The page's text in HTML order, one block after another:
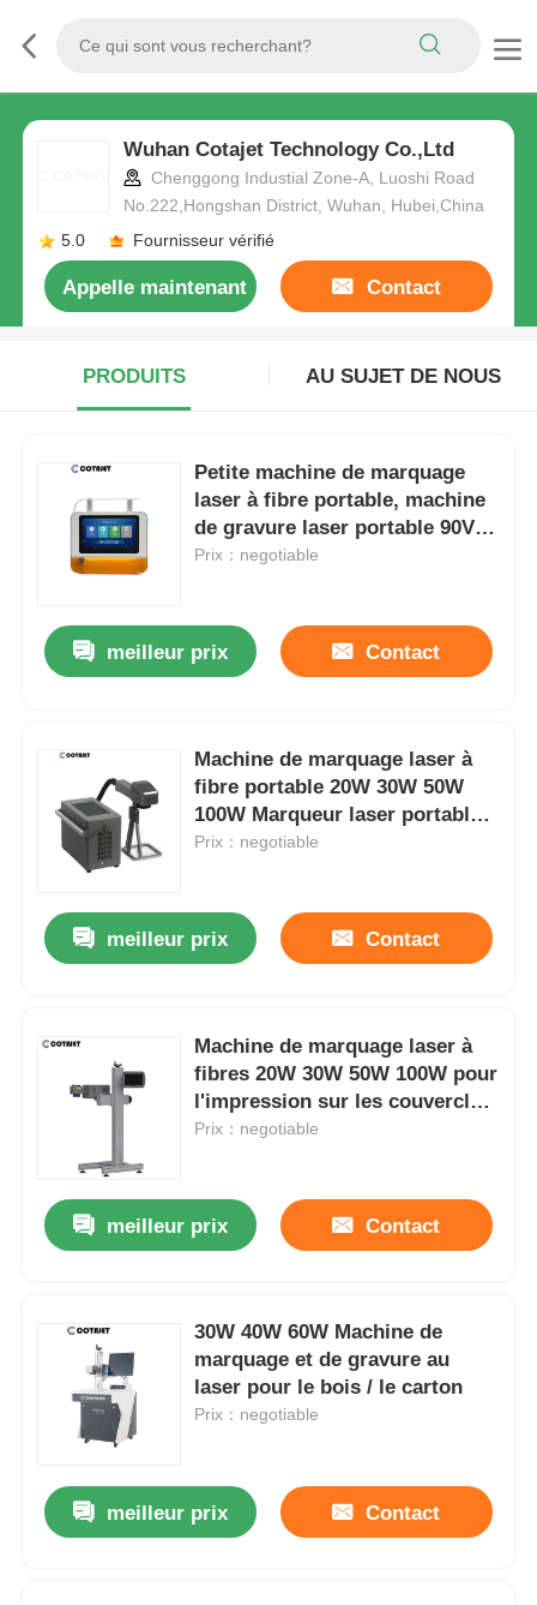
Wuhan Cotajet Technology Co.,Ltd
Chenggong Industial Zone-A, Luoshi Road
No.222,Hongshan District, Wuhan, Hubei,China
5.0
Fournisseur vérifié
Appelle maintenant Contact
PRODUITS AU SUJET DE NOUS
Petite machine de marquage
laser à fibre portable, machine
de gravure laser portable 90V -
240V
Prix：negotiable
meilleur prix Contact
Machine de marquage laser à
fibre portable 20W 30W 50W
100W Marqueur laser portable
pour métal
Prix：negotiable
meilleur prix Contact
Machine de marquage laser à
fibres 20W 30W 50W 100W pour
l'impression sur les couvercles
métalliques / en aluminium
Prix：negotiable
meilleur prix Contact
30W 40W 60W Machine de
marquage et de gravure au
laser pour le bois / le carton
Prix：negotiable
meilleur prix Contact